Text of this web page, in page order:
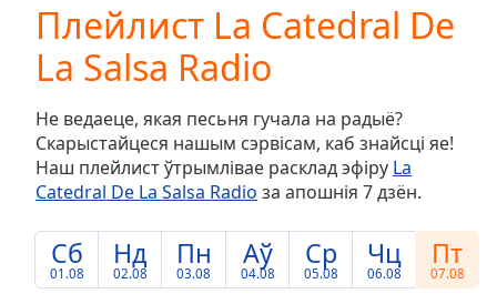
Video
Backward
Forward
Mute
Current
Time0:00
Duration-:-
Loaded:
0.00%
Плейлист La Catedral De
La Salsa Radio
Не ведаеце, якая песьня гучала на радыё?
Скарыстайцеся нашым сэрвісам, каб знайсці яе!
Наш плейлист ўтрымлівае расклад эфіру La
Catedral De La Salsa Radio за апошнія 7 дзён.
Сб
01.08
Нд
02.08
Пн
03.08
Аў
04.08
Ср
05.08
Чц
06.08
Пт
07.08